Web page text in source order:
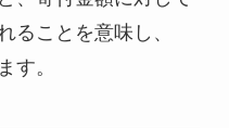
ることを意味し、
す。